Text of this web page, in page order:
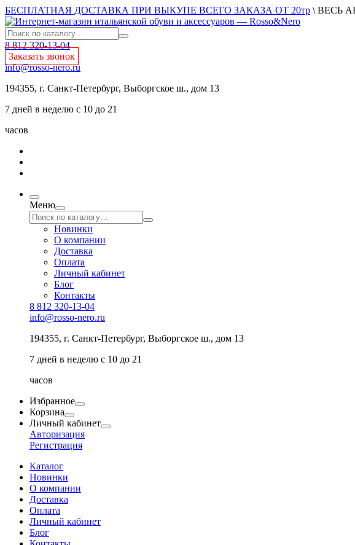
БЕСПЛАТНАЯ ДОСТАВКА ПРИ ВЫКУПЕ ВСЕГО ЗАКАЗА ОТ 20тр \ ВЕСЬ
8 812 320-13-04
Заказать звонок
info@rosso-nero.ru
194355, г. Санкт-Петербург, Выборгское ш., дом 13
7 дней в неделю с 10 до 21
часов
Меню
Новинки
О компании
Доставка
Оплата
Личный кабинет
Блог
Контакты
8 812 320-13-04
info@rosso-nero.ru
194355, г. Санкт-Петербург, Выборгское ш., дом 13
7 дней в неделю с 10 до 21
часов
Избранное
Корзина
Личный кабинет
Авторизация
Регистрация
Каталог
Новинки
О компании
Доставка
Оплата
Личный кабинет
Блог